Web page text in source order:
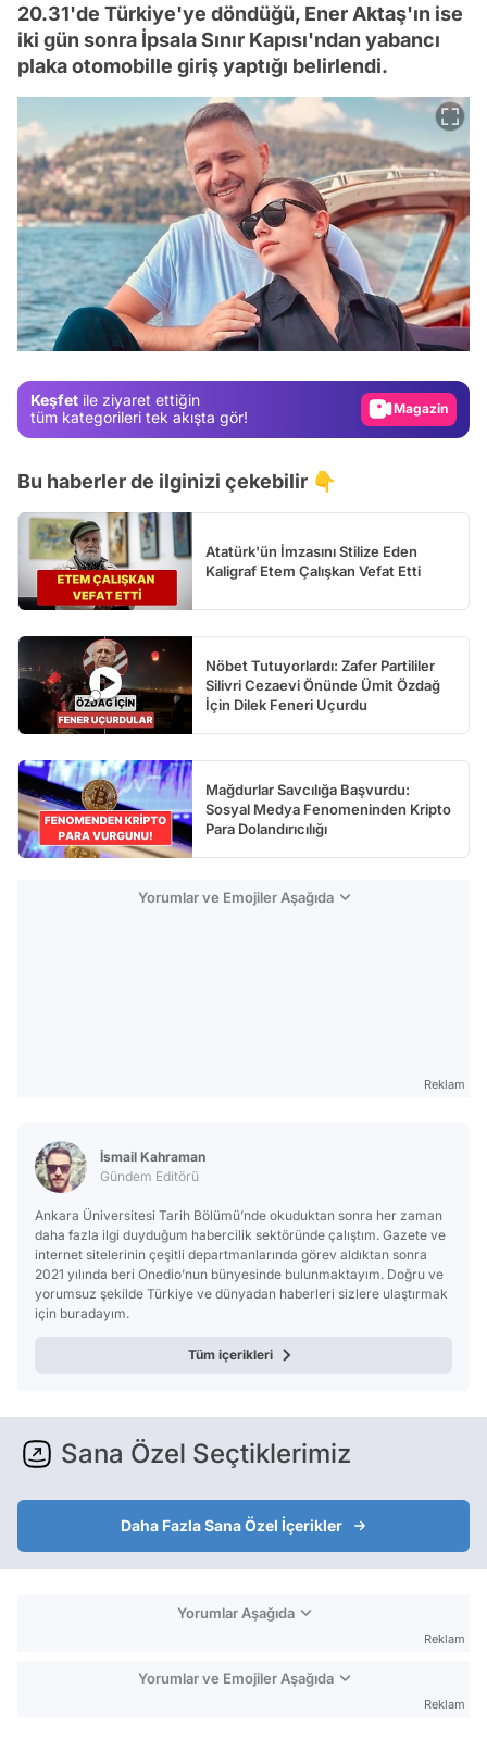
20.31'de Türkiye'ye döndüğü, Ener Aktaş'ın ise
iki gün sonra İpsala Sınır Kapısı'ndan yabancı
plaka otomobille giriş yaptığı belirlendi.
Keşfet ile ziyaret ettiğin
tüm kategorileri tek akışta gör!
Video
Test
Gündem
Video
Bu haberler de ilginizi çekebilir 👇
Atatürk'ün İmzasını Stilize Eden
Kaligraf Etem Çalışkan Vefat Etti
Nöbet Tutuyorlardı: Zafer Partililer
Silivri Cezaevi Önünde Ümit Özdağ
İçin Dilek Feneri Uçurdu
Mağdurlar Savcılığa Başvurdu:
Sosyal Medya Fenomeninden Kripto
Para Dolandırıcılığı
Yorumlar ve Emojiler Aşağıda
Reklam
İsmail Kahraman
Gündem Editörü
Ankara Üniversitesi Tarih Bölümü’nde okuduktan sonra her zaman
daha fazla ilgi duyduğum habercilik sektöründe çalıştım. Gazete ve
internet sitelerinin çeşitli departmanlarında görev aldıktan sonra
2021 yılında beri Onedio’nun bünyesinde bulunmaktayım. Doğru ve
yorumsuz şekilde Türkiye ve dünyadan haberleri sizlere ulaştırmak
için buradayım.
Tüm içerikleri
Sana Özel Seçtiklerimiz
Daha Fazla Sana Özel İçerikler
Yorumlar Aşağıda
Reklam
Yorumlar ve Emojiler Aşağıda
Reklam